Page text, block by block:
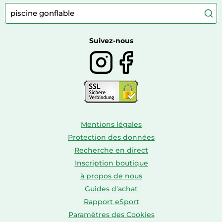
Meubles à langer
Camping
Caravaning
Autour du café
Autour du thé
Suivez-nous
Mentions légales
Protection des données
Recherche en direct
Inscription boutique
à propos de nous
Guides d'achat
Rapport eSport
Paramètres des Cookies